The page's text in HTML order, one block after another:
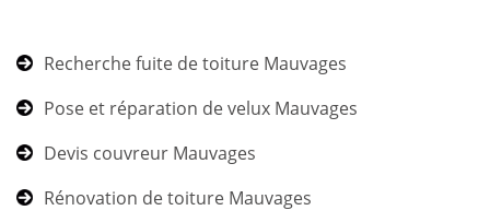
Recherche fuite de toiture Mauvages
Pose et réparation de velux Mauvages
Devis couvreur Mauvages
Rénovation de toiture Mauvages